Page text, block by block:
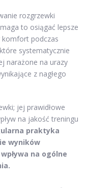
rozgrzewki
to osiągać lepsze
komfort podczas
systematycznie
narażone na urazy
z nagłego
jej prawidłowe
na jakość treningu
praktyka
wyników
na ogólne